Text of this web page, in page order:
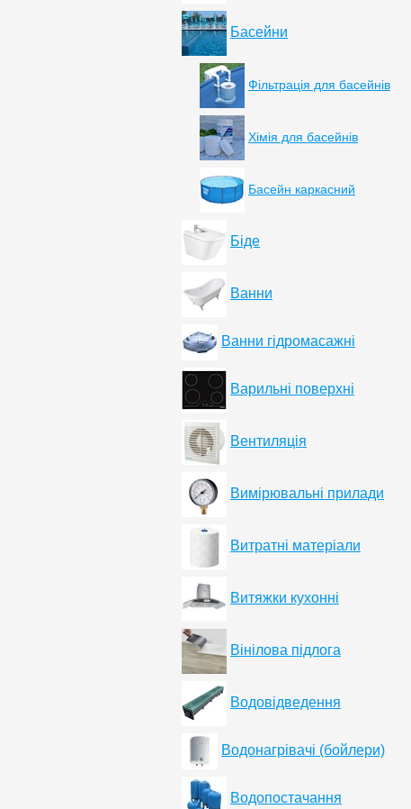
Басейни
Фільтрація для басейнів
Хімія для басейнів
Басейн каркасний
Біде
Ванни
Ванни гідромасажні
Варильні поверхні
Вентиляція
Вимірювальні прилади
Витратні матеріали
Витяжки кухонні
Вінілова підлога
Водовідведення
Водонагрівачі (бойлери)
Водопостачання